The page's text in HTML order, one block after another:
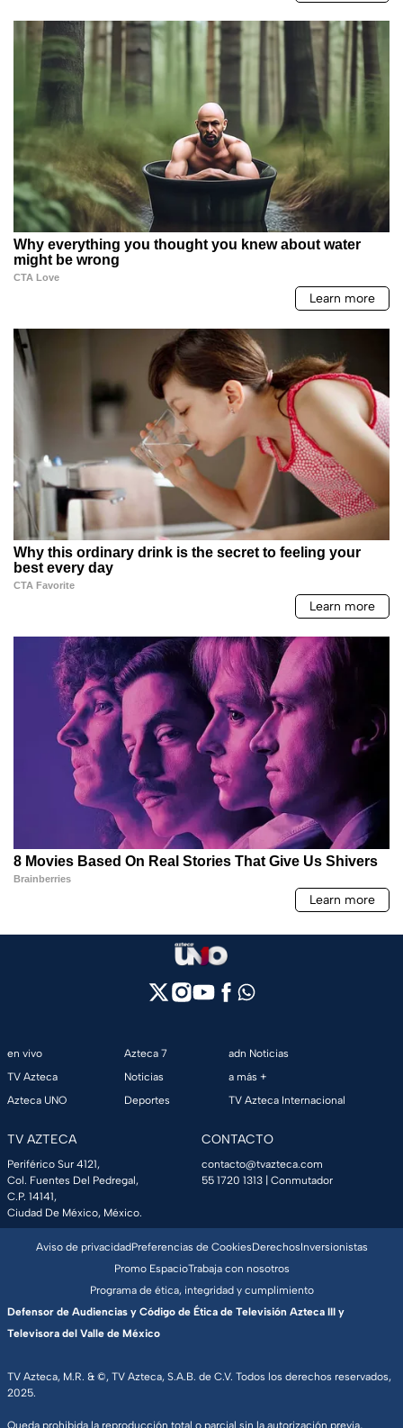
en vivo
TV Azteca
Azteca UNO
Azteca 7
Noticias
Deportes
adn Noticias
a más +
TV Azteca Internacional
TV AZTECA
Periférico Sur 4121,
Col. Fuentes Del Pedregal,
C.P. 14141,
Ciudad De México, México.
CONTACTO
contacto@tvazteca.com
55 1720 1313 | Conmutador
TV Azteca, M.R. & ©, TV Azteca, S.A.B. de C.V. Todos los derechos reservados,
2025.
Queda prohibida la reproducción total o parcial sin la autorización previa,
Aviso de privacidadPreferencias de CookiesDerechosInversionistas
Promo EspacioTrabaja con nosotros
Programa de ética, integridad y cumplimiento
Defensor de Audiencias y Código de Ética de Televisión Azteca III y
Televisora del Valle de México